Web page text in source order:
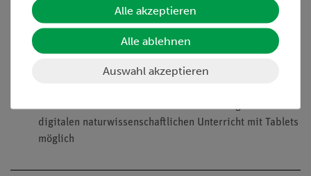
Besonders leicht verständliche und didaktisch
aufbereitete Versuchsbeschreibung (Eingangsfrage,
Darstellung der abgedeckten prozessbezogenen sowie
inhaltsbezogenen Kompetenzen direkt beim Versuch
Zukunftsorientiert unterrichten: Einbindung in den
digitalen naturwissenschaftlichen Unterricht mit Tablets
möglich
Alle akzeptieren
Alle ablehnen
Auswahl akzeptieren